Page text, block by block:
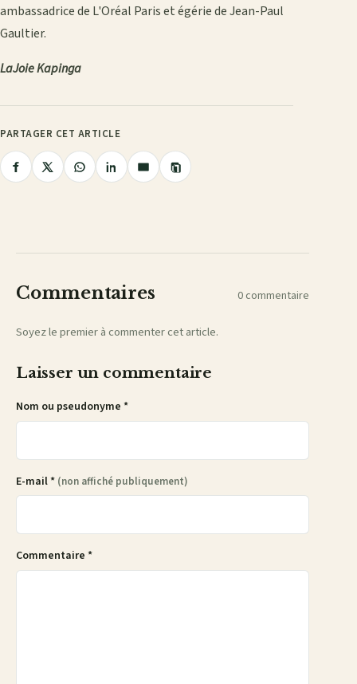
ambassadrice de L'Oréal Paris et égérie de Jean-Paul
Gaultier.
LaJoie Kapinga
PARTAGER CET ARTICLE
PartagerPartagerPartagerPartagerPartager
Copier
le
Commentaires 0 commentaire
Soyez le premier à commenter cet article.
Laisser un commentaire
Nom ou pseudonyme *
E-mail * (non affiché publiquement)
Commentaire *